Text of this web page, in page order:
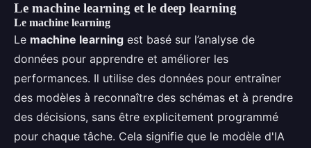
Le machine learning et le deep learning
Le machine learning
Le machine learning est basé sur l’analyse de
données pour apprendre et améliorer les
performances. Il utilise des données pour entraîner
des modèles à reconnaître des schémas et à prendre
des décisions, sans être explicitement programmé
pour chaque tâche. Cela signifie que le modèle d'IA